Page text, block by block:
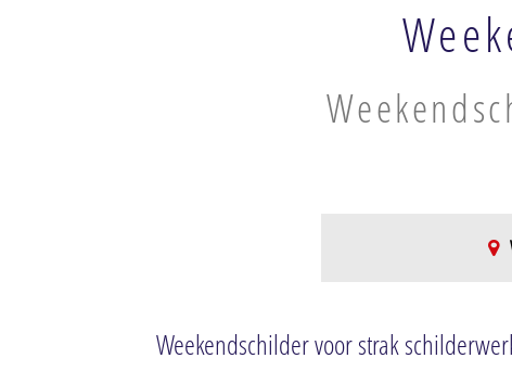
Weekendschilder voor strak